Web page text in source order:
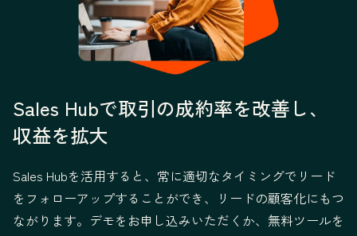
Sales Hubで取引の成約率を改善し、
収益を拡大
Sales Hubを活用すると、常に適切なタイミングでリード
をフォローアップすることができ、リードの顧客化にもつ
ながります。デモをお申し込みいただくか、無料ツールを